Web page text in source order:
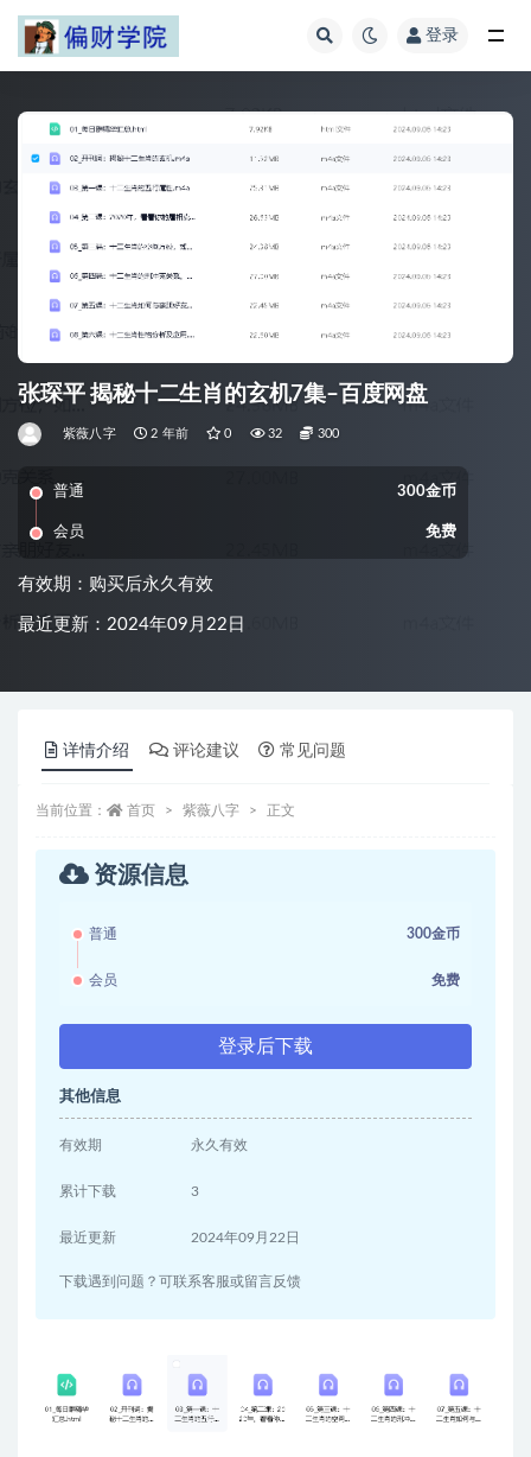
登录
张琛平 揭秘十二生肖的玄机7集–百度网盘
紫薇八字 2 年前 0 32 300
普通 300金币
会员 免费
有效期：购买后永久有效
最近更新：2024年09月22日
详情介绍 评论建议 常见问题
当前位置： 首页 紫薇八字 正文
资源信息
普通 300金币
会员 免费
登录后下载
其他信息
有效期 永久有效
累计下载 3
最近更新 2024年09月22日
下载遇到问题？可联系客服或留言反馈